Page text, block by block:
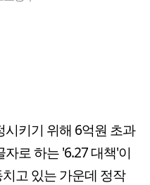
키기 위해 6억원 초과
로 하는 '6.27 대책'이
고 있는 가운데 정작